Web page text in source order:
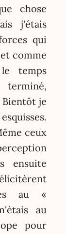
chose
j'étais
qui
comme
temps
je
ceux
ensuite
au «
au
pour